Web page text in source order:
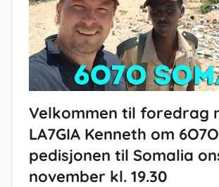
Velkommen til foredrag
LA7GIA Kenneth om
pedisjonen til Somalia
november kl. 19.30